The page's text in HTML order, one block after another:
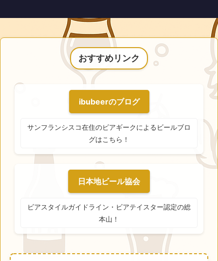
おすすめリンク
ibubeerのブログ
サンフランシスコ在住のビアギークによるビールブロ
グはこちら！
日本地ビール協会
ビアスタイルガイドライン・ビアテイスター認定の総
本山！